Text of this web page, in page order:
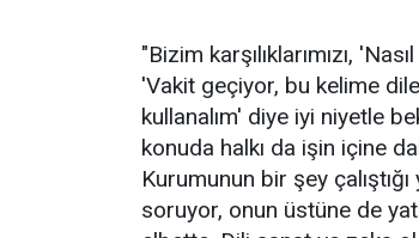
"Bizim karşılıklarımızı,
'Vakit geçiyor, bu kelime dile
kullanalım' diye iyi niyetle
konuda halkı da işin içine
Kurumunun bir şey
soruyor, onun üstüne de